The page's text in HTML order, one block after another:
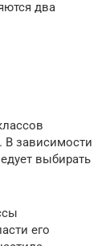
два
В зависимости
выбирать
его